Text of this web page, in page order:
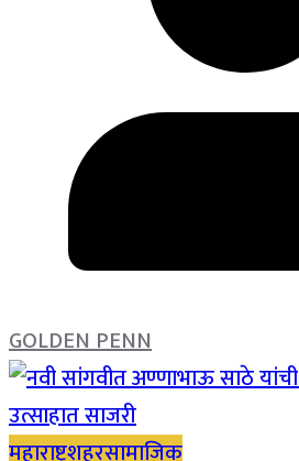
GOLDEN PENN
महाराष्ट्रशहरसामाजिक